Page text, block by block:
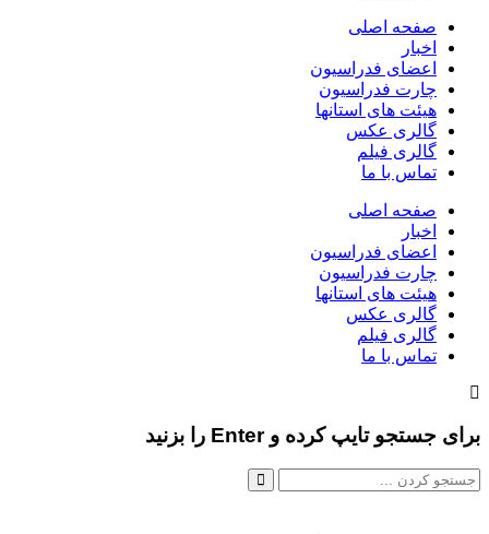
صفحه اصلی
اخبار
اعضای فدراسیون
چارت فدراسیون
هیئت های استانها
گالری عکس
گالری فیلم
تماس با ما
صفحه اصلی
اخبار
اعضای فدراسیون
چارت فدراسیون
هیئت های استانها
گالری عکس
گالری فیلم
تماس با ما
برای جستجو تایپ کرده و Enter را بزنید